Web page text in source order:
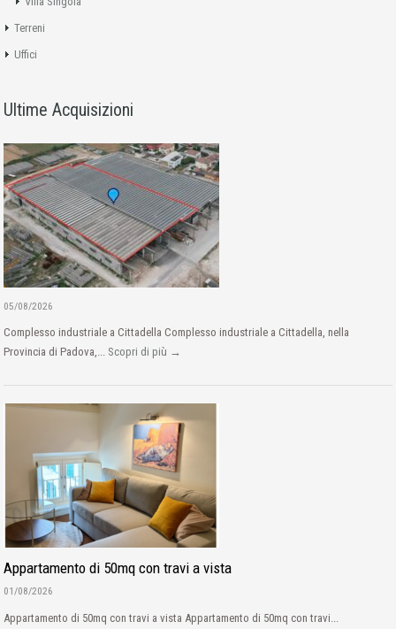
Terreni
Uffici
Ultime Acquisizioni
05/08/2026
Complesso industriale a Cittadella Complesso industriale a Cittadella, nella
Provincia di Padova,... Scopri di più →
Appartamento di 50mq con travi a vista
01/08/2026
Appartamento di 50mq con travi a vista Appartamento di 50mq con travi...